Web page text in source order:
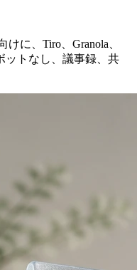
に、Tiro、Granola、
ットなし、議事録、共